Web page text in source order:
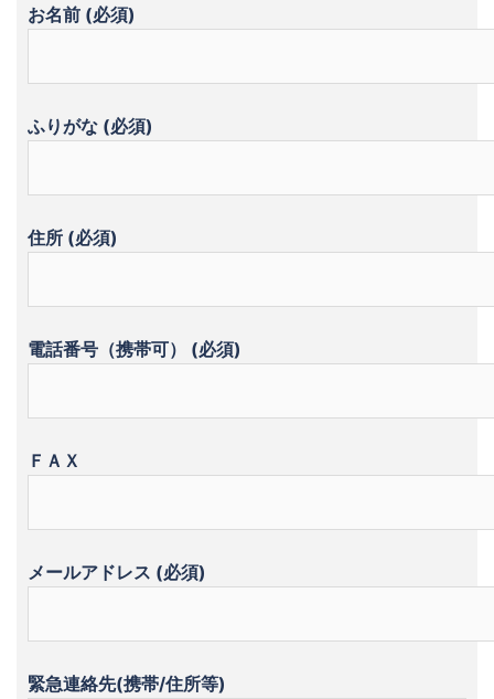
お名前 (必須)
ふりがな (必須)
住所 (必須)
電話番号（携帯可） (必須)
ＦＡＸ
メールアドレス (必須)
緊急連絡先(携帯/住所等)